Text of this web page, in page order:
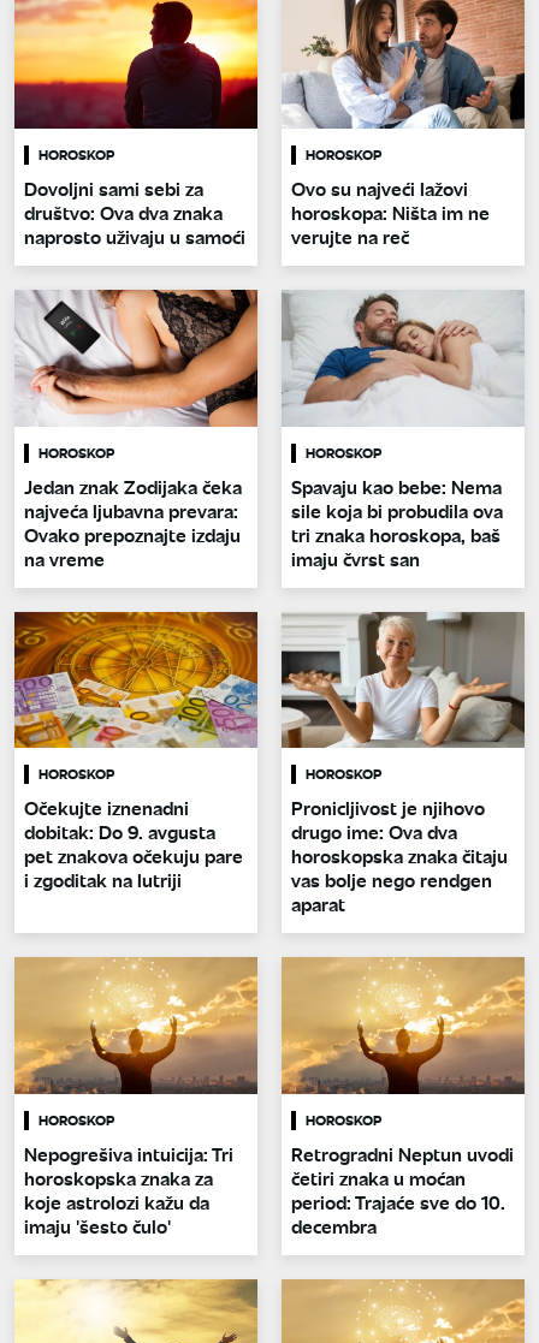
HOROSKOP
Dovoljni sami sebi za
društvo: Ova dva znaka
naprosto uživaju u samoći
HOROSKOP
Ovo su najveći lažovi
horoskopa: Ništa im ne
verujte na reč
HOROSKOP
Jedan znak Zodijaka čeka
najveća ljubavna prevara:
Ovako prepoznajte izdaju
na vreme
HOROSKOP
Spavaju kao bebe: Nema
sile koja bi probudila ova
tri znaka horoskopa, baš
imaju čvrst san
HOROSKOP
Očekujte iznenadni
dobitak: Do 9. avgusta
pet znakova očekuju pare
i zgoditak na lutriji
HOROSKOP
Pronicljivost je njihovo
drugo ime: Ova dva
horoskopska znaka čitaju
vas bolje nego rendgen
aparat
HOROSKOP
Nepogrešiva intuicija: Tri
horoskopska znaka za
koje astrolozi kažu da
imaju 'šesto čulo'
HOROSKOP
Retrogradni Neptun uvodi
četiri znaka u moćan
period: Trajaće sve do 10.
decembra